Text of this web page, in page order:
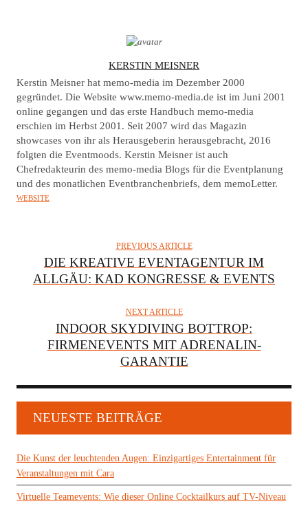
U
T
H
O
R
KERSTIN MEISNER
Kerstin Meisner hat memo-media im Dezember 2000
gegründet. Die Website www.memo-media.de ist im Juni 2001
online gegangen und das erste Handbuch memo-media
erschien im Herbst 2001. Seit 2007 wird das Magazin
showcases von ihr als Herausgeberin herausgebracht, 2016
folgten die Eventmoods. Kerstin Meisner ist auch
Chefredakteurin des memo-media Blogs für die Eventplanung
und des monatlichen Eventbranchenbriefs, dem memoLetter.
WEBSITE
PREVIOUS ARTICLE
DIE KREATIVE EVENTAGENTUR IM
ALLGÄU: KAD KONGRESSE & EVENTS
NEXT ARTICLE
INDOOR SKYDIVING BOTTROP:
FIRMENEVENTS MIT ADRENALIN-
GARANTIE
NEUESTE BEITRÄGE
Die Kunst der leuchtenden Augen: Einzigartiges Entertainment für
Veranstaltungen mit Cara
Virtuelle Teamevents: Wie dieser Online Cocktailkurs auf TV-Niveau